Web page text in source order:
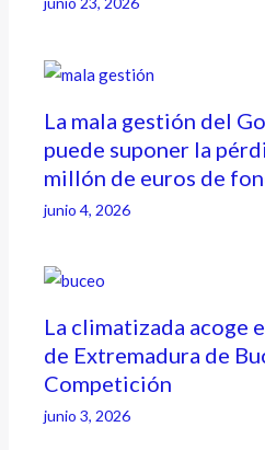
La mala gestión del
puede suponer la
millón de euros de
junio 4, 2026
La climatizada acoge
de Extremadura de
Competición
junio 3, 2026